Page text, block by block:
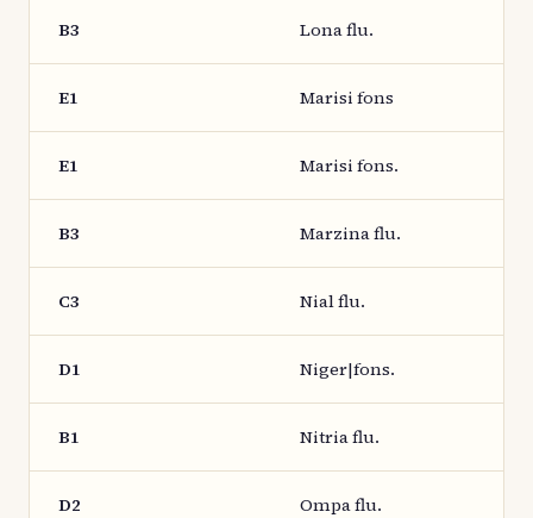
B3 Lona flu.
E1 Marisi fons
E1 Marisi fons.
B3 Marzina flu.
C3 Nial flu.
D1 Niger|fons.
B1 Nitria flu.
D2 Ompa flu.